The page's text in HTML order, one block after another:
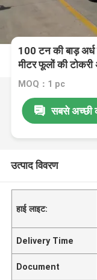
100 टन की बाड़ अर्ध
मीटर फूलों की टोकरी
MOQ：1 pc
सबसे अच्छी
उत्पाद विवरण
हाई लाइट:
Delivery Time
Document